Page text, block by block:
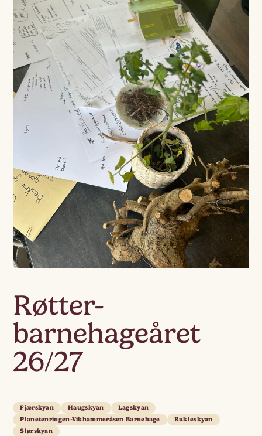
Røtter-
barnehageåret
26/27
Fjærskyan Haugskyan
Lagskyan
Planetenringen-Vikhammeråsen Barnehage
Rukleskyan
Slørskyan